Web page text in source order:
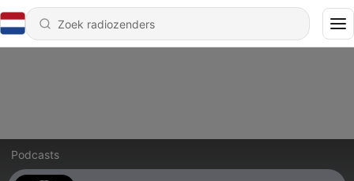
Podcasts